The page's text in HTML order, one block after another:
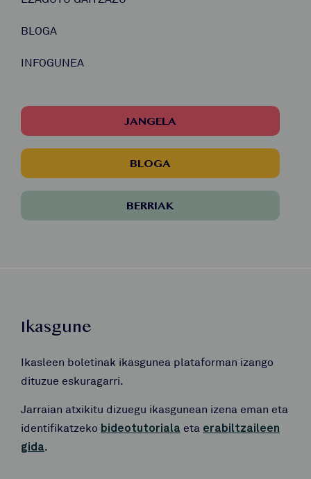
BLOGA
INFOGUNEA
JANGELA
BLOGA
BERRIAK
Ikasgune
Ikasleen boletinak ikasgunea plataforman izango
dituzue eskuragarri.
Jarraian atxikitu dizuegu ikasgunean izena eman eta
identifikatzeko bideotutoriala eta erabiltzaileen
gida.